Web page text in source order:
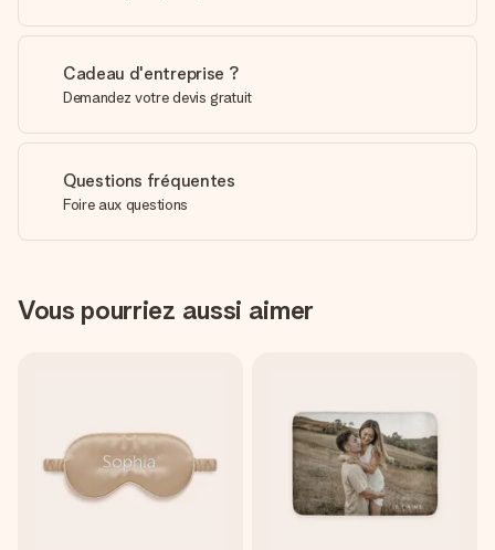
Cadeau d'entreprise ?
Demandez votre devis gratuit
Questions fréquentes
Foire aux questions
Vous pourriez aussi aimer